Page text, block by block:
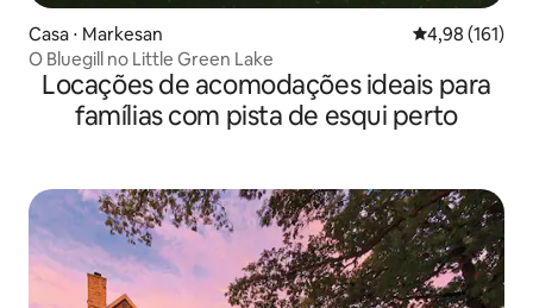
Casa ⋅ Markesan 4,98 de uma
4,98 (161)
O Bluegill no Little Green Lake
Locações de acomodações ideais para
famílias com pista de esqui perto